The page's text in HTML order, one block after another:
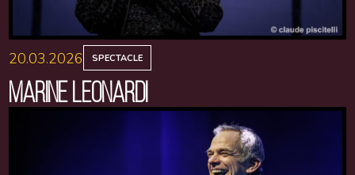
20.03.2026 SPECTACLE
MARINE LEONARDI